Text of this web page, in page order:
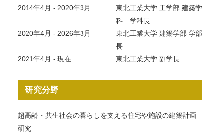
2014年4月 - 2020年3月
東北工業大学 工学部 建築学
科 学科長
2020年4月 - 2026年3月
東北工業大学 建築学部 学部
長
2021年4月 - 現在
東北工業大学 副学長
研究分野
超高齢・共生社会の暮らしを支える住宅や施設の建築計画
研究